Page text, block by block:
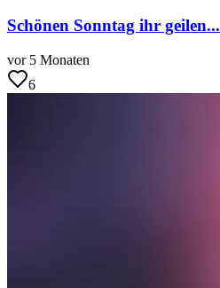
Schönen Sonntag ihr geilen...
vor 5 Monaten
6